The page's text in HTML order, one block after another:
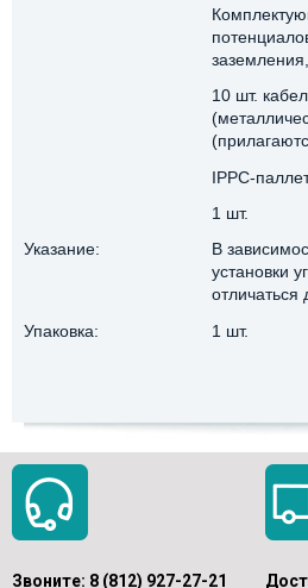
10 шт.
IPPC-
1 шт.
Указание:
В
установки
отличаться
Упаковка:
1 шт.
Звоните: 8 (812) 927-27-21